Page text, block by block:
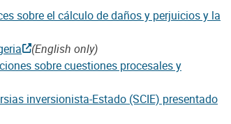
sobre el cálculo de daños y perjuicios y la
(English only)
sobre cuestiones procesales y
inversionista-Estado (SCIE) presentado